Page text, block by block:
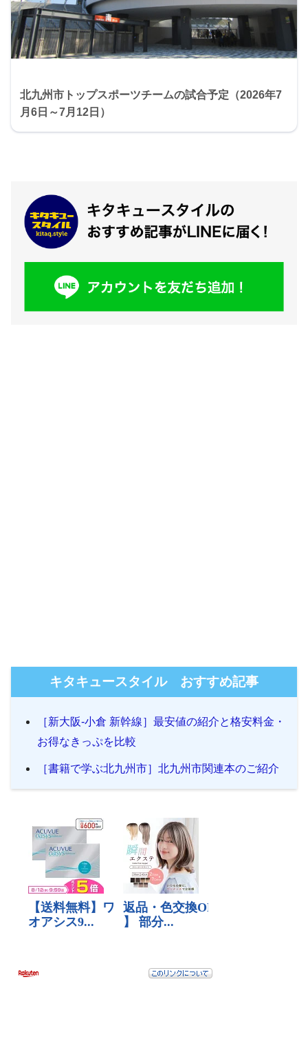
北九州市トップスポーツチームの試合予定（2026年7
月6日～7月12日）
キタキュースタイル おすすめ記事
［新大阪-小倉 新幹線］最安値の紹介と格安料金・
お得なきっぷを比較
［書籍で学ぶ北九州市］北九州市関連本のご紹介